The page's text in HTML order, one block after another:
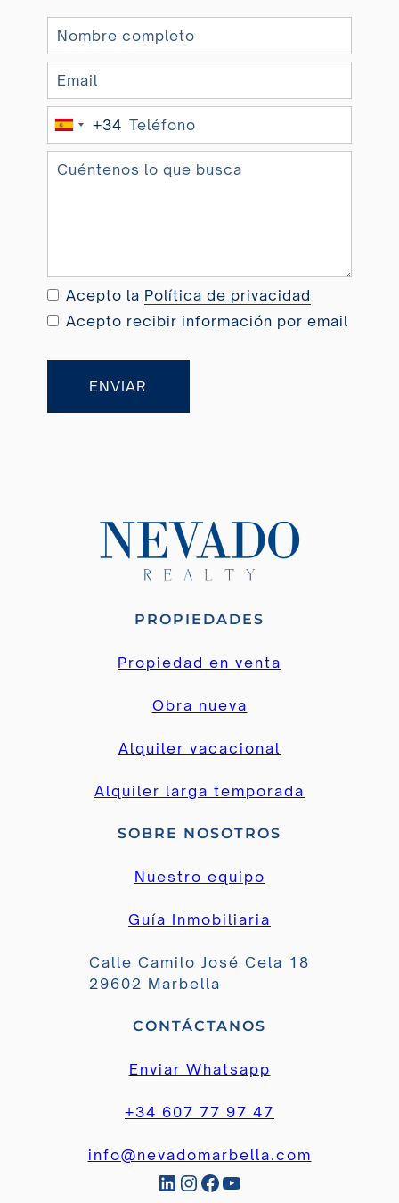
S
p
a
4
+34
Acepto la Política de privacidad
Acepto recibir información por email
ENVIAR
PROPIEDADES
Propiedad en venta
Obra nueva
Alquiler vacacional
Alquiler larga temporada
SOBRE NOSOTROS
Nuestro equipo
Guía Inmobiliaria
Calle Camilo José Cela 18
29602 Marbella
CONTÁCTANOS
Enviar Whatsapp
+34 607 77 97 47
info@nevadomarbella.com
LinkedIn InstagramFacebook YouTube